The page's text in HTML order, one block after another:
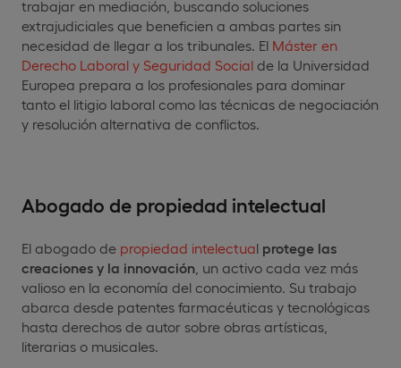
trabajar en mediación, buscando soluciones
extrajudiciales que beneficien a ambas partes sin
necesidad de llegar a los tribunales. El Máster en
Derecho Laboral y Seguridad Social de la Universidad
Europea prepara a los profesionales para dominar
tanto el litigio laboral como las técnicas de negociación
y resolución alternativa de conflictos.
Abogado de propiedad intelectual
El abogado de propiedad intelectual protege las
creaciones y la innovación , un activo cada vez más
valioso en la economía del conocimiento. Su trabajo
abarca desde patentes farmacéuticas y tecnológicas
hasta derechos de autor sobre obras artísticas,
literarias o musicales.